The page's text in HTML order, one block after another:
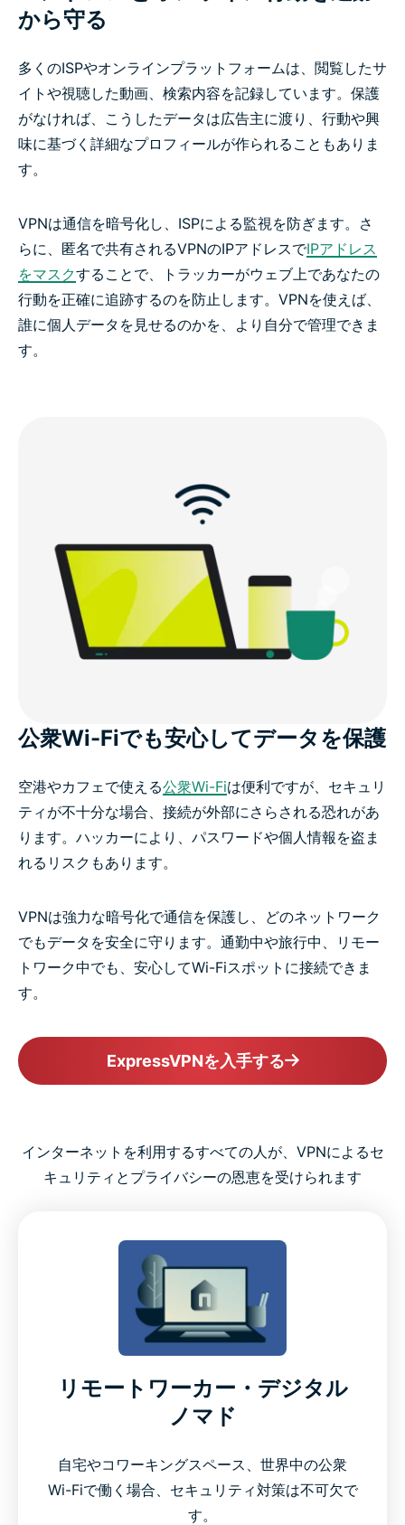
から守る
多くのISPやオンラインプラットフォームは、閲覧したサ
イトや視聴した動画、検索内容を記録しています。保護
がなければ、こうしたデータは広告主に渡り、行動や興
味に基づく詳細なプロフィールが作られることもありま
す。
VPNは通信を暗号化し、ISPによる監視を防ぎます。さ
らに、匿名で共有されるVPNのIPアドレスでIPアドレス
をマスクすることで、トラッカーがウェブ上であなたの
行動を正確に追跡するのを防止します。VPNを使えば、
誰に個人データを見せるのかを、より自分で管理できま
す。
公衆Wi-Fiでも安心してデータを保護
空港やカフェで使える公衆Wi-Fiは便利ですが、セキュリ
ティが不十分な場合、接続が外部にさらされる恐れがあ
ります。ハッカーにより、パスワードや個人情報を盗ま
れるリスクもあります。
VPNは強力な暗号化で通信を保護し、どのネットワーク
でもデータを安全に守ります。通勤中や旅行中、リモー
トワーク中でも、安心してWi-Fiスポットに接続できま
す。
ExpressVPNを入手する
インターネットを利用するすべての人が、VPNによるセ
キュリティとプライバシーの恩恵を受けられます
リモートワーカー・デジタル
ノマド
自宅やコワーキングスペース、世界中の公衆
Wi-Fiで働く場合、セキュリティ対策は不可欠で
す。